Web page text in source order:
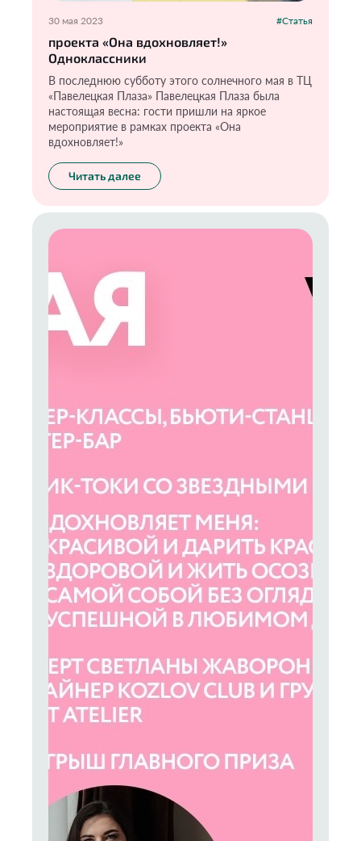
30 мая 2023 #Статья
проекта «Она вдохновляет!»
Одноклассники
В последнюю субботу этого солнечного мая в ТЦ
«Павелецкая Плаза» Павелецкая Плаза была
настоящая весна: гости пришли на яркое
мероприятие в рамках проекта «Она
вдохновляет!»
Читать далее